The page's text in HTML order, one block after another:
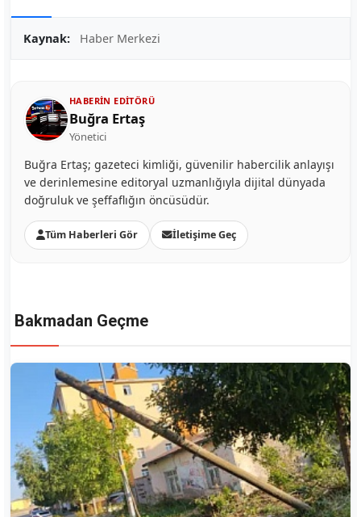
Kaynak: Haber Merkezi
HABERIN EDITÖRÜ
Buğra Ertaş
Yönetici
Buğra Ertaş; gazeteci kimliği, güvenilir habercilik anlayışı
ve derinlemesine editoryal uzmanlığıyla dijital dünyada
doğruluk ve şeffaflığın öncüsüdür.
Tüm Haberleri Gör İletişime Geç
Bakmadan Geçme